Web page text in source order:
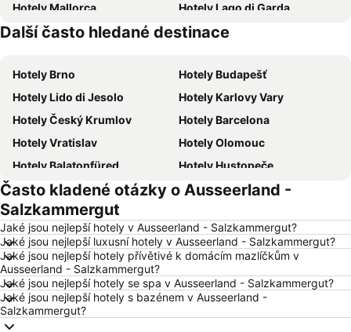
Hotely Mallorca
Hotely Lago di Garda
Hotely Česká republika
Hotely Istrie
Další často hledané destinace
Hotely Brno
Hotely Budapešť
Hotely Lido di Jesolo
Hotely Karlovy Vary
Hotely Český Krumlov
Hotely Barcelona
Hotely Vratislav
Hotely Olomouc
Hotely Balatonfüred
Hotely Hustopeče
Hotely Vídeň
Hotely Hurghada
Hotely Bratislava
Hotely Třeboň
Hotely Málaga
Hotely Amsterdam
Hotely Ostrava
Hotely Lignano Sabbiadoro
Hotely Vysočina
Hotely Šumava
Hotely Wolfgangsee
Hotely Kréta
Často kladené otázky o Ausseerland -
Salzkammergut
Jaké jsou nejlepší hotely v Ausseerland - Salzkammergut?
Jaké jsou nejlepší luxusní hotely v Ausseerland - Salzkammergut?
Jaké jsou nejlepší hotely přívětivé k domácím mazlíčkům v
Ausseerland - Salzkammergut?
Jaké jsou nejlepší hotely se spa v Ausseerland - Salzkammergut?
Jaké jsou nejlepší hotely s bazénem v Ausseerland -
Salzkammergut?